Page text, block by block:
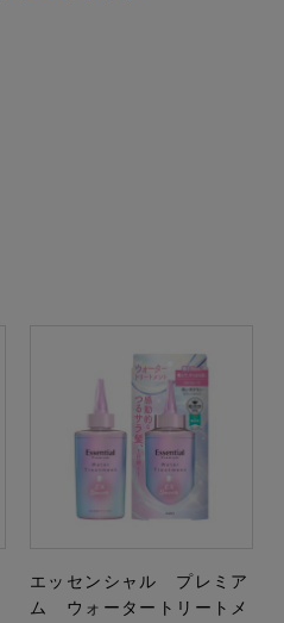
エッセンシャル プレミア
ム ウォータートリートメ